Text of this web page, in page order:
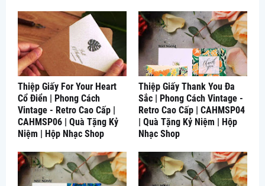
Thiệp Giấy For Your Heart
Cổ Điển | Phong Cách
Vintage - Retro Cao Cấp |
CAHMSP06 | Quà Tặng Kỷ
Niệm | Hộp Nhạc Shop
Thiệp Giấy Thank You Đa
Sắc | Phong Cách Vintage -
Retro Cao Cấp | CAHMSP04
| Quà Tặng Kỷ Niệm | Hộp
Nhạc Shop